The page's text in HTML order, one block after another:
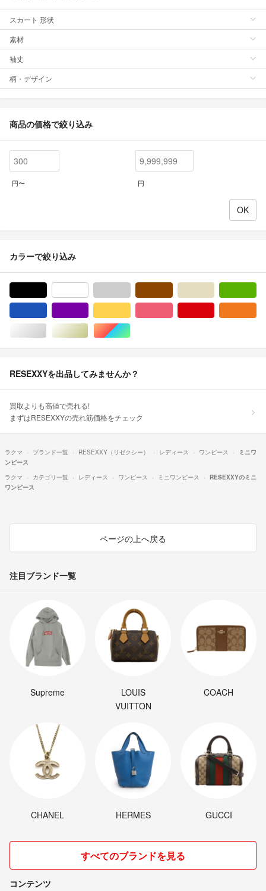
スカート 形状
素材
袖丈
柄・デザイン
商品の価格で絞り込み
円〜 円
カラーで絞り込み
シルバー/銀色系ゴールド/金色系マルチカラー
RESEXXYを出品してみませんか？
買取よりも高値で売れる!
まずはRESEXXYの売れ筋価格をチェック
ラクマ ブランド一覧 RESEXXY（リゼクシー） レディース ワンピース
ミニワ
ンピース
ラクマ
カテゴリ一覧 レディース ワンピース ミニワンピース
RESEXXYのミニ
ワンピース
ページの上へ戻る
注目ブランド一覧
Supreme
LOUIS
VUITTON
COACH
CHANEL HERMES GUCCI
すべてのブランドを見る
コンテンツ